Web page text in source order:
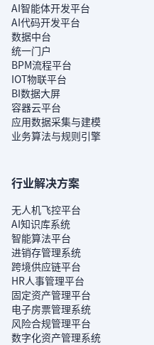
AI智能体开发平台
AI代码开发平台
数据中台
统一门户
BPM流程平台
IOT物联平台
BI数据大屏
容器云平台
应用数据采集与建模
业务算法与规则引擎
行业解决方案
无人机飞控平台
AI知识库系统
智能算法平台
进销存管理系统
跨境供应链平台
HR人事管理平台
固定资产管理平台
电子房票管理系统
风险合规管理平台
数字化资产管理系统